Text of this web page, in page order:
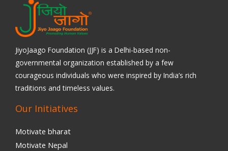
JiyoJaago Foundation (JJF) is a Delhi-based non-
governmental organization established by a few
courageous individuals who were inspired by India’s rich
traditions and timeless values.
Our Initiatives
Motivate bharat
Motivate Nepal